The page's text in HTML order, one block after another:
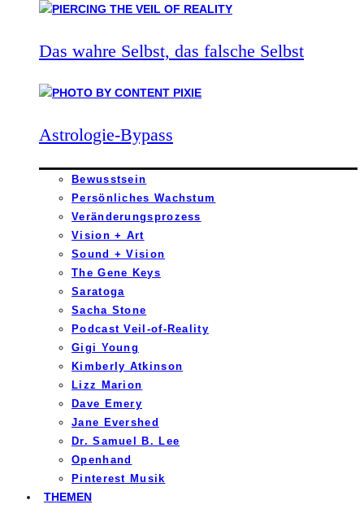
Das wahre Selbst, das falsche Selbst
Astrologie-Bypass
Bewusstsein
Persönliches Wachstum
Veränderungsprozess
Vision + Art
Sound + Vision
The Gene Keys
Saratoga
Sacha Stone
Podcast Veil-of-Reality
Gigi Young
Kimberly Atkinson
Lizz Marion
Dave Emery
Jane Evershed
Dr. Samuel B. Lee
Openhand
Pinterest Musik
THEMEN